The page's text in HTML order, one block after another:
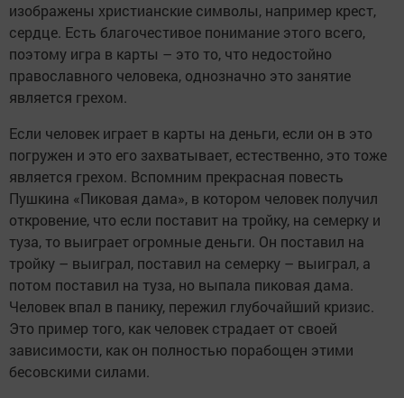
изображены христианские символы, например крест,
сердце. Есть благочестивое понимание этого всего,
поэтому игра в карты – это то, что недостойно
православного человека, однозначно это занятие
является грехом.
Если человек играет в карты на деньги, если он в это
погружен и это его захватывает, естественно, это тоже
является грехом. Вспомним прекрасная повесть
Пушкина «Пиковая дама», в котором человек получил
откровение, что если поставит на тройку, на семерку и
туза, то выиграет огромные деньги. Он поставил на
тройку – выиграл, поставил на семерку – выиграл, а
потом поставил на туза, но выпала пиковая дама.
Человек впал в панику, пережил глубочайший кризис.
Это пример того, как человек страдает от своей
зависимости, как он полностью порабощен этими
бесовскими силами.